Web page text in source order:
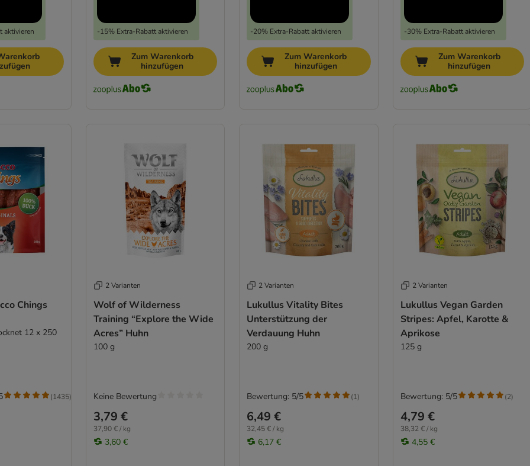
aktivieren -15% Extra-Rabatt aktivieren
Zum Warenkorb
hinzufügen
-20% Extra-Rabatt aktivieren
Zum Warenkorb
hinzufügen
-30% Extra-Rabatt aktivieren
Zum Warenkorb
hinzufügen
Chings
12 x 250
(1435)
2 Varianten
Wolf of Wilderness
Training “Explore the Wide
Acres” Huhn
100 g
3,79 €
37,90 € / kg
3,60 €
Keine Bewertung
2 Varianten
Lukullus Vitality Bites
Unterstützung der
Verdauung Huhn
200 g
6,49 €
32,45 € / kg
6,17 €
Bewertung: 5/5 (1)
2 Varianten
Lukullus Vegan Garden
Stripes: Apfel, Karotte &
Aprikose
125 g
4,79 €
38,32 € / kg
4,55 €
Bewertung: 5/5 (2)